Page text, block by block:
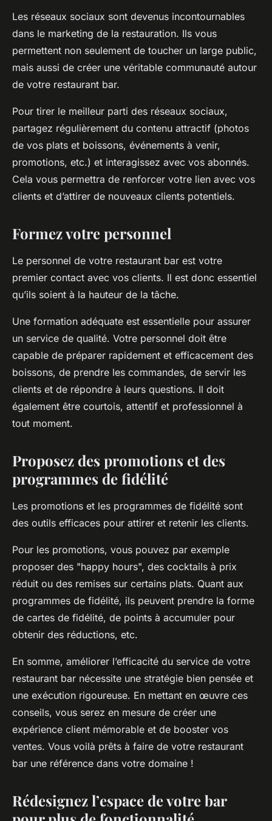
Les réseaux sociaux sont devenus incontournables
dans le marketing de la restauration. Ils vous
permettent non seulement de toucher un large public,
mais aussi de créer une véritable communauté autour
de votre restaurant bar.
Pour tirer le meilleur parti des réseaux sociaux,
partagez régulièrement du contenu attractif (photos
de vos plats et boissons, événements à venir,
promotions, etc.) et interagissez avec vos abonnés.
Cela vous permettra de renforcer votre lien avec vos
clients et d’attirer de nouveaux clients potentiels.
Formez votre personnel
Le personnel de votre restaurant bar est votre
premier contact avec vos clients. Il est donc essentiel
qu’ils soient à la hauteur de la tâche.
Une formation adéquate est essentielle pour assurer
un service de qualité. Votre personnel doit être
capable de préparer rapidement et efficacement des
boissons, de prendre les commandes, de servir les
clients et de répondre à leurs questions. Il doit
également être courtois, attentif et professionnel à
tout moment.
Proposez des promotions et des
programmes de fidélité
Les promotions et les programmes de fidélité sont
des outils efficaces pour attirer et retenir les clients.
Pour les promotions, vous pouvez par exemple
proposer des "happy hours", des cocktails à prix
réduit ou des remises sur certains plats. Quant aux
programmes de fidélité, ils peuvent prendre la forme
de cartes de fidélité, de points à accumuler pour
obtenir des réductions, etc.
En somme, améliorer l’efficacité du service de votre
restaurant bar nécessite une stratégie bien pensée et
une exécution rigoureuse. En mettant en œuvre ces
conseils, vous serez en mesure de créer une
expérience client mémorable et de booster vos
ventes. Vous voilà prêts à faire de votre restaurant
bar une référence dans votre domaine !
Rédesignez l’espace de votre bar